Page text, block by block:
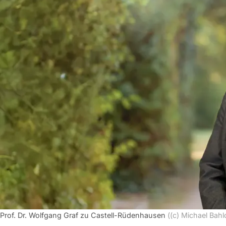
Prof. Dr. Wolfgang Graf zu Castell-Rüdenhausen ((c) Michael